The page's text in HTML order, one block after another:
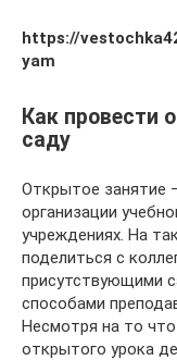
https://
yam
Как провести
саду
Открытое занятие
организации
учреждениях. На
поделиться с
присутствующими
способами
Несмотря на то что
открытого урока